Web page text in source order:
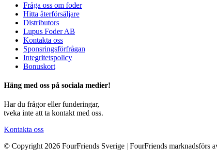
Fråga oss om foder
Hitta återförsäljare
Distributors
Lupus Foder AB
Kontakta oss
Sponsringsförfrågan
Integritetspolicy
Bonuskort
Häng med oss på sociala medier!
Har du frågor eller funderingar,
tveka inte att ta kontakt med oss.
Kontakta oss
© Copyright 2026 FourFriends Sverige | FourFriends marknadsförs